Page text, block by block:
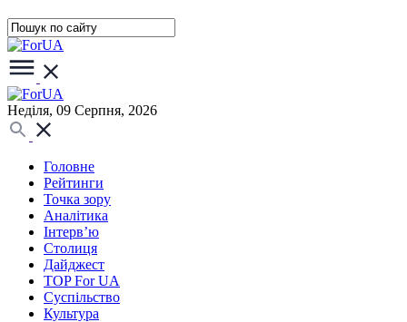
Неділя, 09 Серпня, 2026
Головне
Рейтинги
Точка зору
Аналітика
Інтерв’ю
Столиця
Дайджест
TOP For UA
Суспiльство
Культура